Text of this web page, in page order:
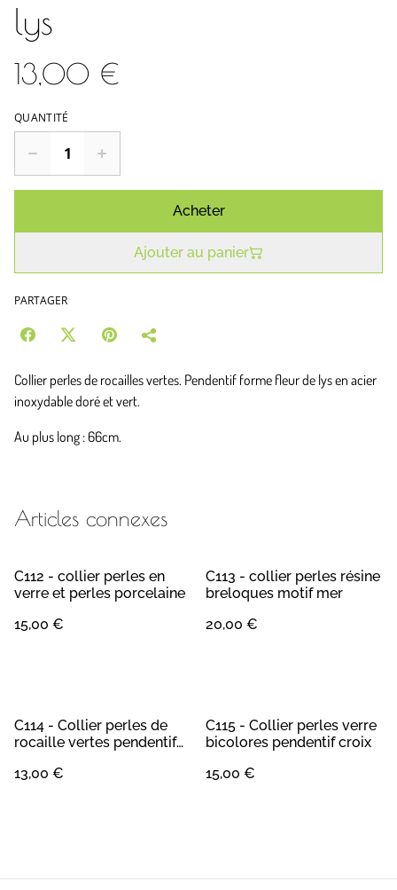
lys
13,00 €
QUANTITÉ
Acheter
Ajouter au panier
PARTAGER
Collier perles de rocailles vertes. Pendentif forme fleur de lys en acier
inoxydable doré et vert.
Au plus long : 66cm.
Articles connexes
C112 - collier perles en
verre et perles porcelaine
15,00 €
C113 - collier perles résine
breloques motif mer
20,00 €
C114 - Collier perles de
rocaille vertes pendentif
13,00 €
C115 - Collier perles verre
bicolores pendentif croix
15,00 €